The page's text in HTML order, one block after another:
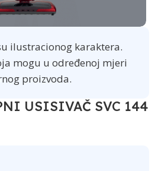
ilustracionog karaktera.
mogu u određenoj mjeri
proizvoda.
USISIVAČ SVC 144